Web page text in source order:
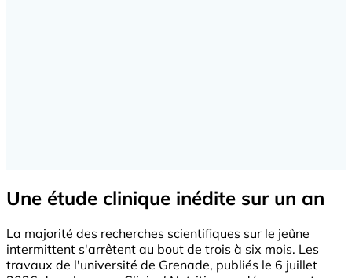
Une étude clinique inédite sur un an
La majorité des recherches scientifiques sur le jeûne
intermittent s'arrêtent au bout de trois à six mois. Les
travaux de l'université de Grenade, publiés le 6 juillet